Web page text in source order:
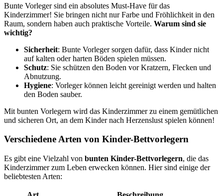
Bunte Vorleger sind ein absolutes Must-Have für das
Kinderzimmer! Sie bringen nicht nur Farbe und Fröhlichkeit in den
Raum, sondern haben auch praktische Vorteile. Warum sind sie
wichtig?
Sicherheit: Bunte Vorleger sorgen dafür, dass Kinder nicht
auf kalten oder harten Böden spielen müssen.
Schutz: Sie schützen den Boden vor Kratzern, Flecken und
Abnutzung.
Hygiene: Vorleger können leicht gereinigt werden und halten
den Boden sauber.
Mit bunten Vorlegern wird das Kinderzimmer zu einem gemütlichen
und sicheren Ort, an dem Kinder nach Herzenslust spielen können!
Verschiedene Arten von Kinder-Bettvorlegern
Es gibt eine Vielzahl von bunten Kinder-Bettvorlegern, die das
Kinderzimmer zum Leben erwecken können. Hier sind einige der
beliebtesten Arten: